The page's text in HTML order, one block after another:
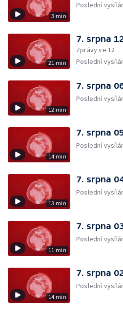
3 min
Poslední
21 min
7. srpna
Zprávy ve 12
Poslední
12 min
7. srpna
Poslední
14 min
7. srpna
Poslední
13 min
7. srpna
Poslední
11 min
7. srpna
Poslední
14 min
7. srpna
Poslední